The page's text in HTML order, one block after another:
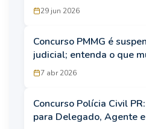
29 jun 2026
Concurso PMMG é
judicial; entenda o que
7 abr 2026
Concurso Polícia Civil
para Delegado, Agente